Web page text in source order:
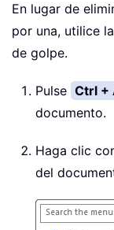
En lugar de
por una, utilice
de golpe.
Pulse Ctrl +
documento.
Haga clic
del